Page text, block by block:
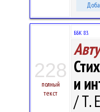
228
полный
текст
ББК 83.
и
/ Т.